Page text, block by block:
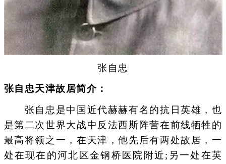
张自忠
张自忠天津故居简介：
张自忠是中国近代赫赫有名的抗日英雄，也
是第二次世界大战中反法西斯阵营在前线牺牲的
最高将领之一，在天津，他先后有两处故居，一
处在现在的河北区金钢桥医院附近;另一处在英